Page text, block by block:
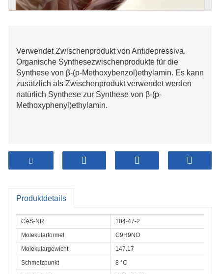
Verwendet Zwischenprodukt von Antidepressiva.
Organische Synthesezwischenprodukte für die
Synthese von β-(p-Methoxybenzol)ethylamin. Es kann
zusätzlich als Zwischenprodukt verwendet werden
natürlich Synthese zur Synthese von β-(p-
Methoxyphenyl)ethylamin.
Produktdetails
CAS-NR
104-47-2
Molekularformel
C9H9NO
Molekulargewicht
147.17
Schmelzpunkt
8 °C